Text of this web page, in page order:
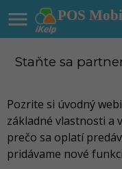
POS

Staňte sa
Pozrite si úvodný
základné vlastnosti a
prečo sa oplatí
pridávame nové